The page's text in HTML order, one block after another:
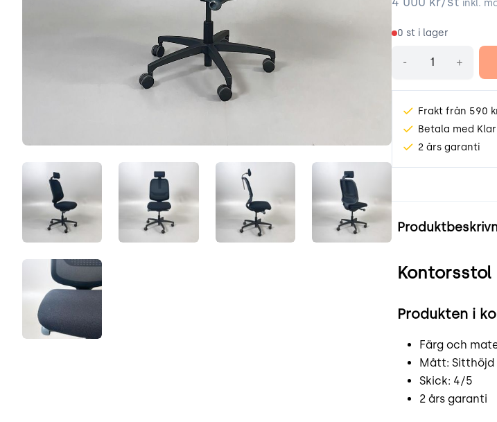
fXDlyOGNIwHg.jpegpKUpkuNNC6QV.jpegx5rV2IeEiJV5.jpegDPiMrLuHICYp.jpeg
znm7gpY7OY8a.jpeg
inkl.
0 st i lager
- +
Frakt från 590
Betala med
2 års garanti
Produktinformation
Produkten i
Färg och
Mått: Sitthöjd
Skick: 4/5
2 års garanti